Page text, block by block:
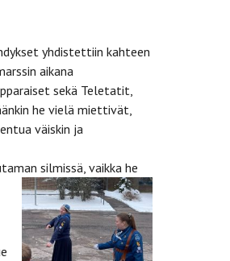
yhdistettiin kahteen
aikana
sekä Teletatit,
he vielä miettivät,
väiskin ja
silmissä, vaikka he